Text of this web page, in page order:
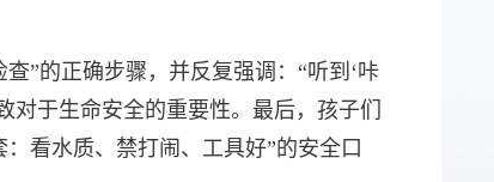
”的正确步骤，并反复强调：“听到‘咔
对于生命安全的重要性。最后，孩子们
看水质、禁打闹、工具好”的安全口